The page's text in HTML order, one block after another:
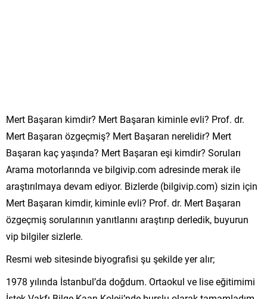
Mert Başaran kimdir? Mert Başaran kiminle evli? Prof. dr.
Mert Başaran özgeçmiş? Mert Başaran nerelidir? Mert
Başaran kaç yaşında? Mert Başaran eşi kimdir? Soruları
Arama motorlarında ve bilgivip.com adresinde merak ile
araştırılmaya devam ediyor. Bizlerde (bilgivip.com) sizin için
Mert Başaran kimdir, kiminle evli? Prof. dr. Mert Başaran
özgeçmiş sorularının yanıtlarını araştırıp derledik, buyurun
vip bilgiler sizlerle.
Resmi web sitesinde biyografisi şu şekilde yer alır;
1978 yılında İstanbul’da doğdum. Ortaokul ve lise eğitimimi